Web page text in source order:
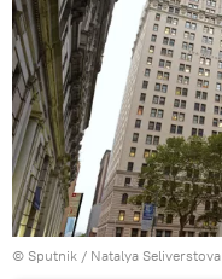
© Sputnik / Natalya Seliverstova